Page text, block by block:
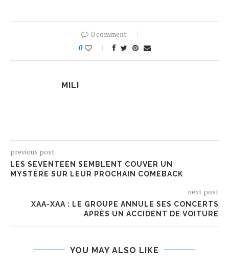
0 comment
0
MILI
previous post
LES SEVENTEEN SEMBLENT COUVER UN
MYSTÈRE SUR LEUR PROCHAIN COMEBACK
next post
XAA-XAA : LE GROUPE ANNULE SES CONCERTS
APRÈS UN ACCIDENT DE VOITURE
YOU MAY ALSO LIKE